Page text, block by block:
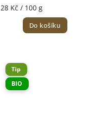
28 Kč / 100 g
Do košíku
Tip
BIO